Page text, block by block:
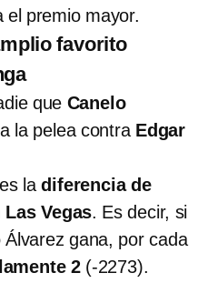
premio mayor.
favorito
que Canelo
la pelea contra Edgar
ladiferencia de
Las Vegas. Es decir, si
gana, por cada
2(-2273).